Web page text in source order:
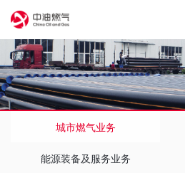
城市燃气业务
能源装备及服务业务